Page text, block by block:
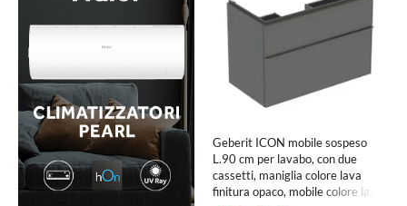
Geberit ICON mobile sospeso
L.90 cm per lavabo, con due
cassetti, maniglia colore lava
finitura opaco, mobile colore lava